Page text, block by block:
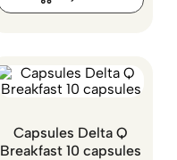
Capsules Delta Q
Breakfast 10 capsules